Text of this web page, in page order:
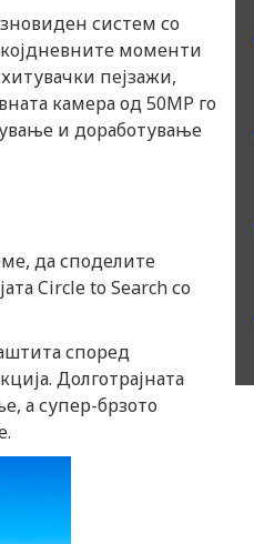
систем со
моменти
пејзажи,
камера од 50MP го
и доработување
да споделите
Circle to Search со
според
Долготрајната
а супер-брзото